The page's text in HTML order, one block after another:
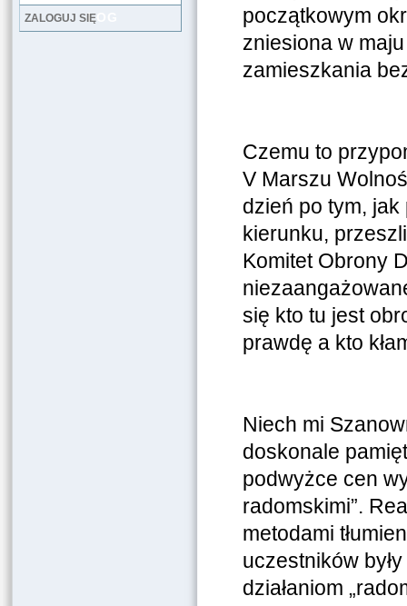
LOG
ZALOGUJ SIĘ
początkowym
zniesiona w
zamieszkania
Czemu to
V Marszu
dzień po tym,
kierunku,
Komitet Obrony
się kto tu jest
prawdę a kto
Niech mi
doskonale
podwyżce cen
radomskimi”.
metodami
uczestników
działaniom